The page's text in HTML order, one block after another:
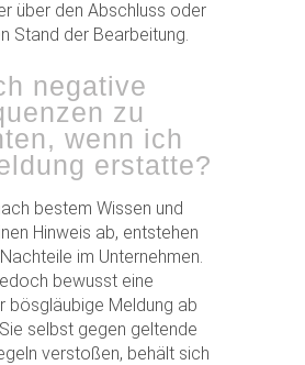
über den Abschluss oder
Stand der Bearbeitung.
negative
zu
wenn ich
erstatte?
bestem Wissen und
Hinweis ab, entstehen
im Unternehmen.
bewusst eine
bösgläubige Meldung ab
selbst gegen geltende
verstoßen, behält sich